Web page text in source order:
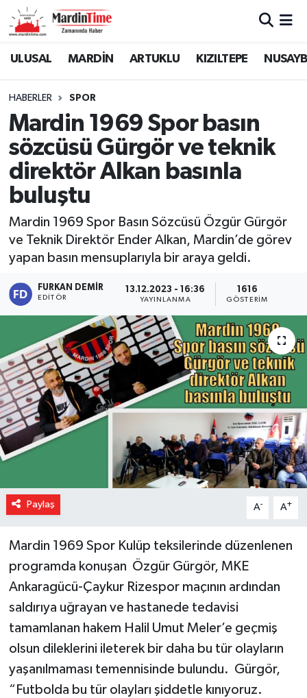
ULUSAL MARDİN ARTUKLU KIZILTEPE
HABERLER SPOR
Mardin 1969 Spor basın
sözcüsü Gürgör ve teknik
direktör Alkan basınla
buluştu
Mardin 1969 Spor Basın Sözcüsü Özgür Gürgör
ve Teknik Direktör Ender Alkan, Mardin’de görev
yapan basın mensuplarıyla bir araya geldi.
FURKAN DEMIR
EDITÖR
13.12.2023 - 16:36
YAYINLANMA
1616
GÖSTERIM
Paylaş A- A+
Mardin 1969 Spor Kulüp teksilerinde düzenlenen
programda konuşan Özgür Gürgör, MKE
Ankaragücü-Çaykur Rizespor maçının ardından
saldırıya uğrayan ve hastanede tedavisi
tamamlanan hakem Halil Umut Meler’e geçmiş
olsun dileklerini ileterek bir daha bu tür olayların
yaşanılmaması temennisinde bulundu. Gürgör,
“Futbolda bu tür olayları şiddetle kınıyoruz.
Mardin Nöbetçi Eczaneler
Mardin Namaz Vakitleri
Mardin Trafik Yoğunluk Haritası
Süper Lig Puan Durumu ve Fikstür
Tüm Manşetler
Son Dakika Haberleri
Haber Arşivi